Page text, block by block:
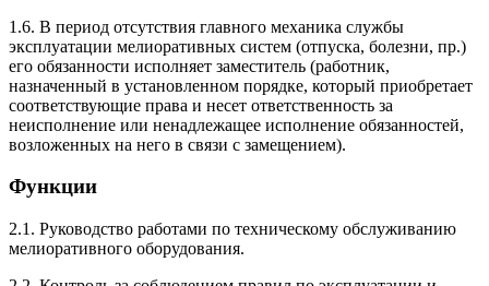
1.6. В период отсутствия главного механика службы
эксплуатации мелиоративных систем (отпуска, болезни, пр.)
его обязанности исполняет заместитель (работник,
назначенный в установленном порядке, который приобретает
соответствующие права и несет ответственность за
неисполнение или ненадлежащее исполнение обязанностей,
возложенных на него в связи с замещением).
Функции
2.1. Руководство работами по техническому обслуживанию
мелиоративного оборудования.